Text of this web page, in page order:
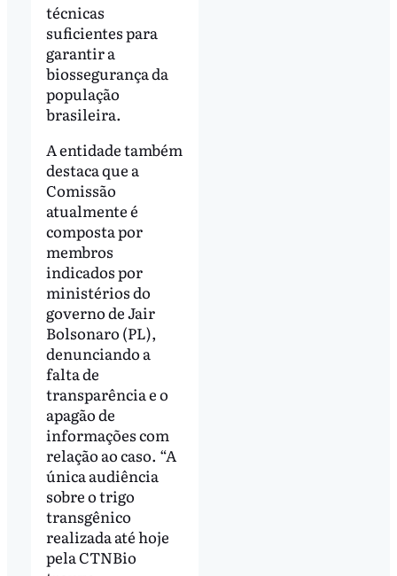
técnicas
suficientes para
garantir a
biossegurança da
população
brasileira.
A entidade também
destaca que a
Comissão
atualmente é
composta por
membros
indicados por
ministérios do
governo de Jair
Bolsonaro (PL),
denunciando a
falta de
transparência e o
apagão de
informações com
relação ao caso. “A
única audiência
sobre o trigo
transgênico
realizada até hoje
pela CTNBio